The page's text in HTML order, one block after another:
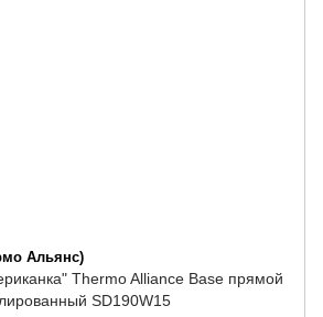
Альянс)
Thermo Alliance Base прямой
SD190W15